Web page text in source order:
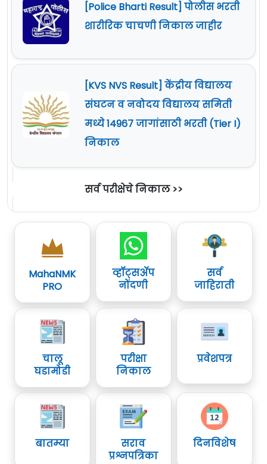
[Police Bharti Result] पोलीस भरती
शारीरिक चाचणी निकाल जाहीर
[KVS NVS Result] केंद्रीय विद्यालय
संघटन व नवोदय विद्यालय समिती
मध्ये 14967 जागांसाठी भरती (Tier I)
निकाल
सर्व परीक्षेचे निकाल >>
MahaNMK
PRO
व्हॉट्सॲप
नोंदणी
सर्व
जाहिराती
चालू
घडामोडी
परीक्षा
निकाल
प्रवेशपत्र
बातम्या
सराव
प्रश्नपत्रिका
दिनविशेष